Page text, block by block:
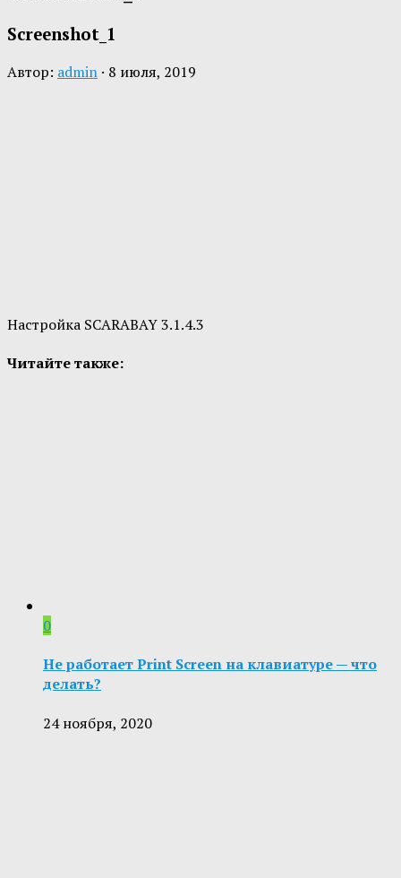
Screenshot_1
Автор: admin · 8 июля, 2019
Настройка SCARABAY 3.1.4.3
Читайте также:
0
Не работает Print Screen на клавиатуре — что
делать?
24 ноября, 2020